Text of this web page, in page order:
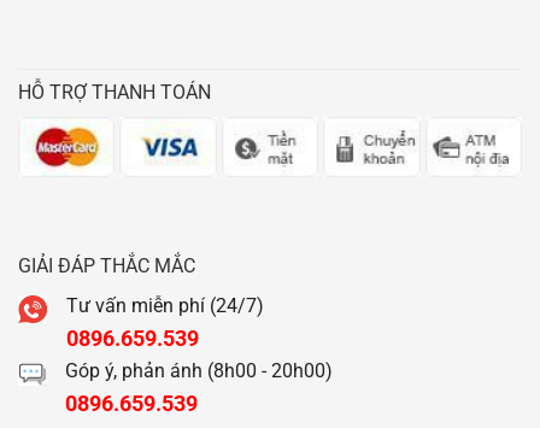
HỖ TRỢ THANH TOÁN
GIẢI ĐÁP THẮC MẮC
Tư vấn miễn phí (24/7)
0896.659.539
Góp ý, phản ánh (8h00 - 20h00)
0896.659.539